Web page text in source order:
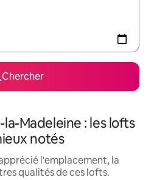
Chercher
Madeleine : les lofts
notés
l'emplacement, la
qualités de ces lofts.